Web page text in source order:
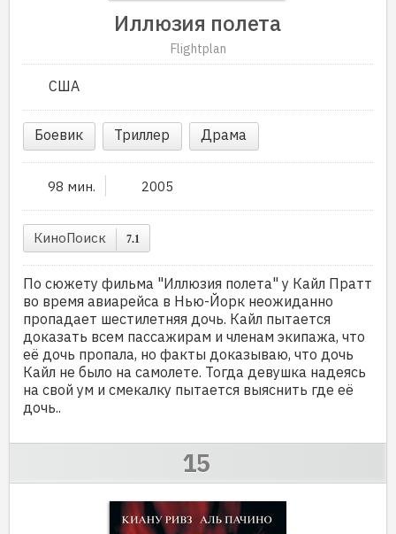
Иллюзия полета
Flightplan
США
Боевик Триллер Драма
98 мин. 2005
КиноПоиск 7.1
По сюжету фильма "Иллюзия полета" у Кайл Пратт
во время авиарейса в Нью-Йорк неожиданно
пропадает шестилетняя дочь. Кайл пытается
доказать всем пассажирам и членам экипажа, что
её дочь пропала, но факты доказываю, что дочь
Кайл не было на самолете. Тогда девушка надеясь
на свой ум и смекалку пытается выяснить где её
дочь..